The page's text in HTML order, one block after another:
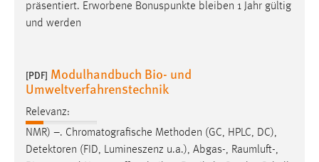
präsentiert. Erworbene Bonuspunkte bleiben 1 Jahr gültig
und werden
[PDF] Modulhandbuch Bio- und
Umweltverfahrenstechnik
Relevanz:
NMR) –. Chromatografische Methoden (GC, HPLC, DC),
Detektoren (FID, Lumineszenz u.a.), Abgas-, Raumluft-,